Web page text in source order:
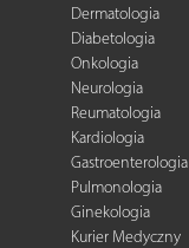
Dermatologia
Diabetologia
Onkologia
Neurologia
Reumatologia
Kardiologia
Gastroenterologia
Pulmonologia
Ginekologia
Kurier Medyczny